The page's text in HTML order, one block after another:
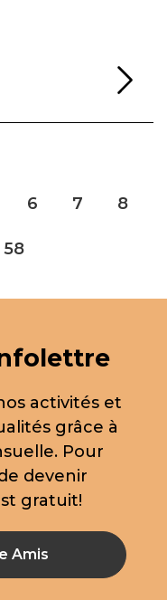
6 7 8
58
activités et
grâce à
Pour
devenir
gratuit!
Amis